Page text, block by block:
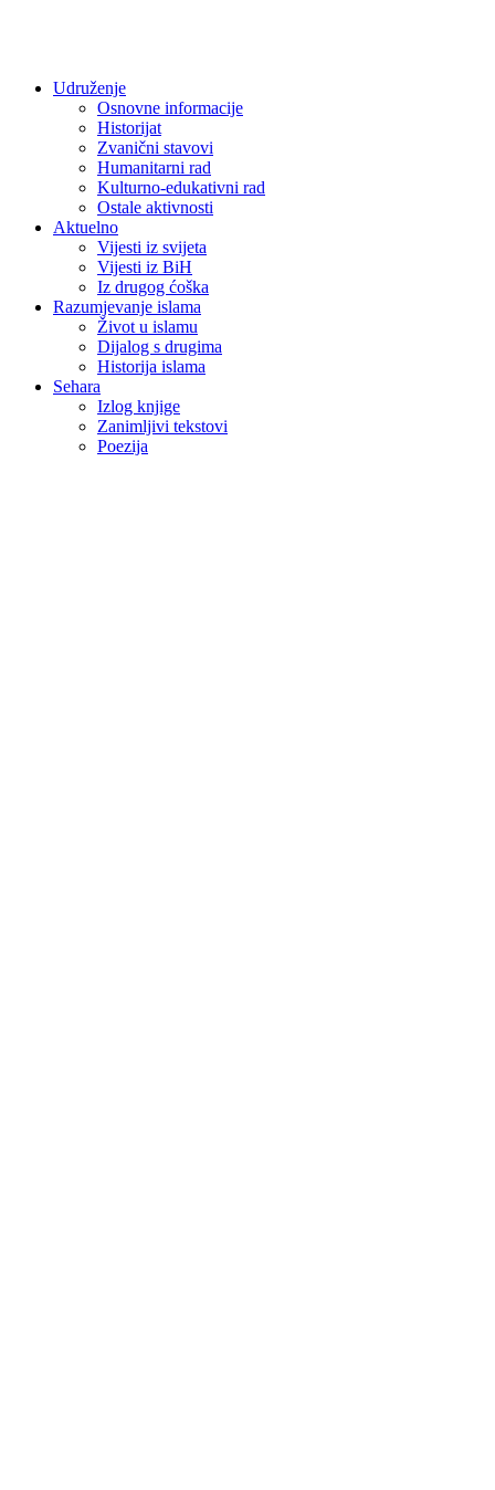
Udruženje
Osnovne informacije
Historijat
Zvanični stavovi
Humanitarni rad
Kulturno-edukativni rad
Ostale aktivnosti
Aktuelno
Vijesti iz svijeta
Vijesti iz BiH
Iz drugog ćoška
Razumjevanje islama
Život u islamu
Dijalog s drugima
Historija islama
Sehara
Izlog knjige
Zanimljivi tekstovi
Poezija